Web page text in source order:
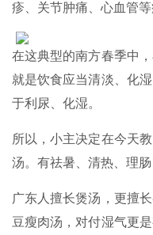
疹、关节肿痛、心血管等
在这典型的南方春季中
就是饮食应当清淡、化
于利尿、化湿。
所以，小主决定在今天
汤。有祛暑、清热、理肠
广东人擅长煲汤，更擅
豆瘦肉汤，对付湿气更